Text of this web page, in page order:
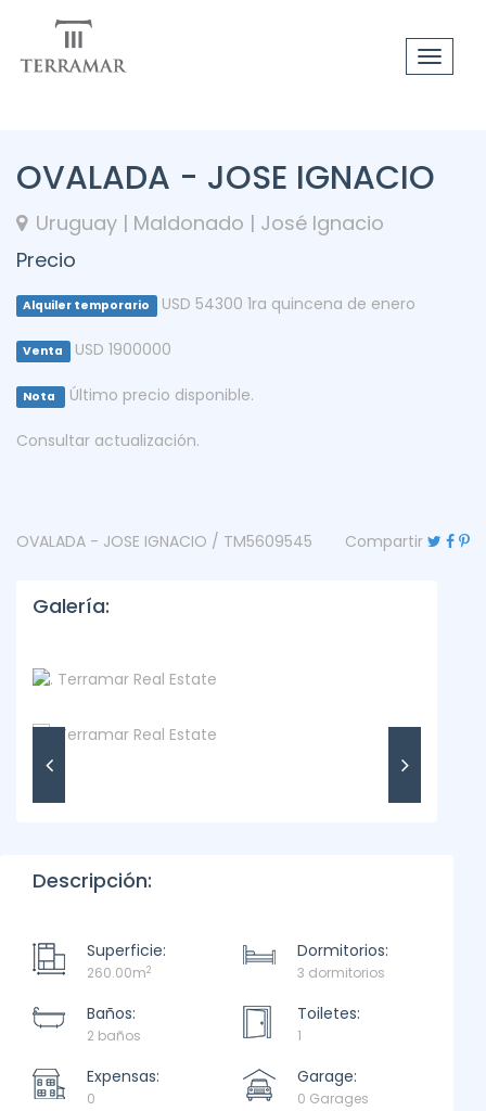
Toggle
OVALADA - JOSE IGNACIO
Uruguay | Maldonado | José Ignacio
Precio
Alquiler temporario USD 54300 1ra quincena de enero
Venta USD 1900000
Nota Último precio disponible.
Consultar actualización.
OVALADA - JOSE IGNACIO / TM5609545 Compartir
Galería:
Descripción:
Superficie:
260.00m2
Dormitorios:
3 dormitorios
Baños:
2 baños
Toiletes:
1
Expensas:
0
Garage:
0 Garages